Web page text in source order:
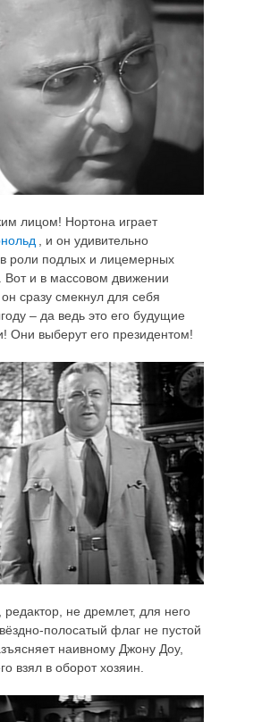
лицом! Нортона играет
, и он удивительно
роли подлых и лицемерных
Вот и в массовом движении
сразу смекнул для себя
– да ведь это его будущие
Они выберут его президентом!
не дремлет, для него
полосатый флаг не пустой
наивному Джону Доу,
взял в оборот хозяин.